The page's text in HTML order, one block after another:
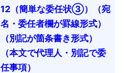
12（簡単な委任状③）（宛
名・委任者欄が罫線形式）
（別記が箇条書き形式）
（本文で代理人・別記で委
任事項）